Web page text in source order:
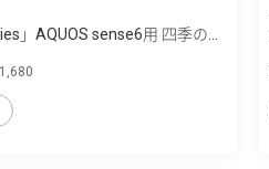
」AQUOS sense6用 四季の...